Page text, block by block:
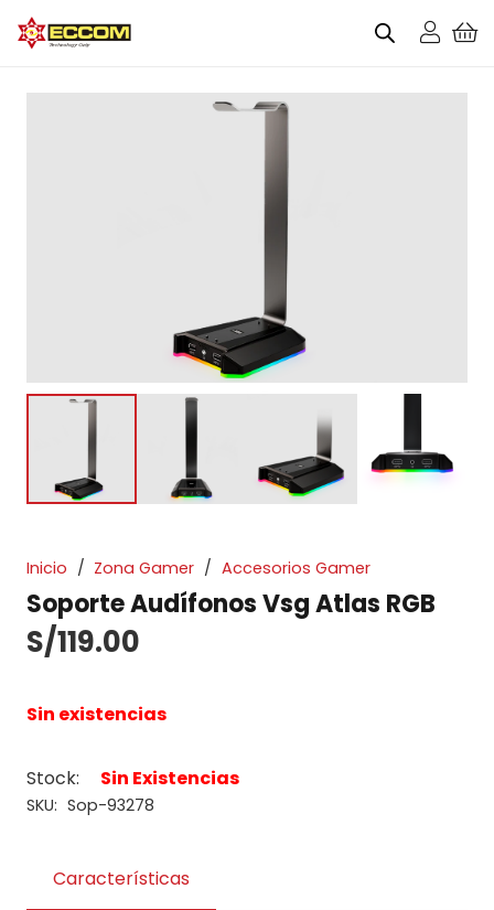
Inicio / Zona Gamer / Accesorios Gamer
Soporte Audífonos Vsg Atlas RGB
S/119.00
Sin existencias
Stock: Sin Existencias
SKU: Sop-93278
Características